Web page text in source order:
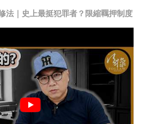
法｜史上最挺犯罪者？限縮羈押制度